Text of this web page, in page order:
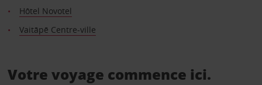
Hôtel Novotel
Vaitāpē Centre-ville
Votre voyage commence ici.